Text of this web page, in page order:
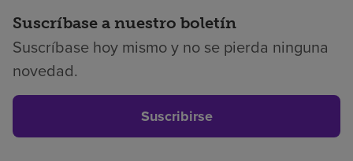
Suscríbase a nuestro boletín
Suscríbase hoy mismo y no se pierda ninguna
novedad.
Suscribirse